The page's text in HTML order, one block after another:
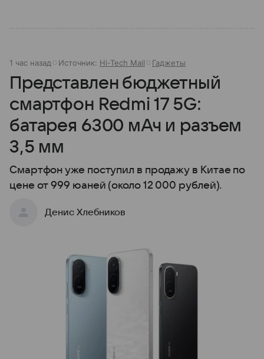
1 час назад Источник: Hi-Tech Mail Гаджеты
Представлен бюджетный
смартфон Redmi 17 5G:
батарея 6300 мАч и разъем
3,5 мм
Смартфон уже поступил в продажу в Китае по
цене от 999 юаней (около 12 000 рублей).
Денис Хлебников